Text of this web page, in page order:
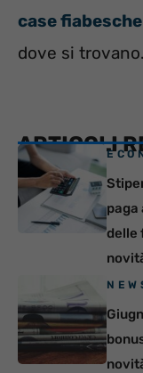
case fiabesche
dove si trovano.
ARTICOLI
paga
delle